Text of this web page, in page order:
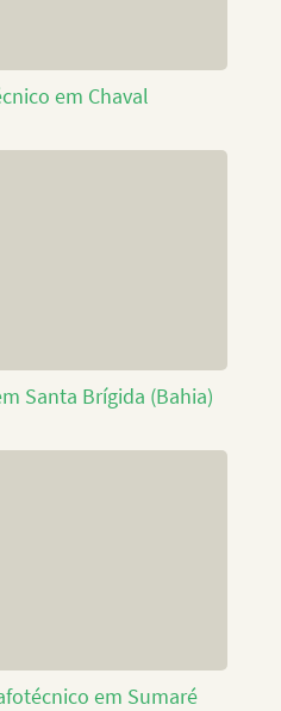
em Chaval
Santa Brígida (Bahia)
em Sumaré